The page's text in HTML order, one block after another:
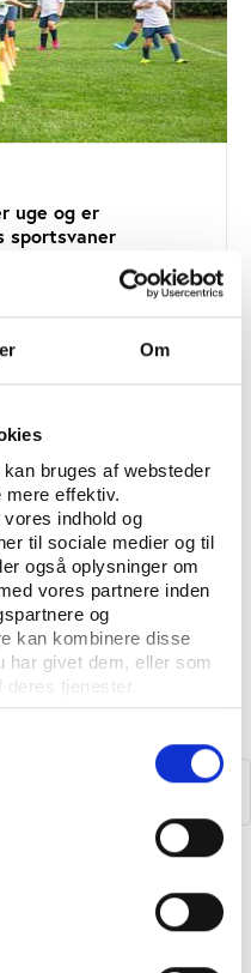
Om
bruges af websteder
effektiv.
indhold og
til sociale medier og til
også oplysninger om
vores partnere inden
og
kan kombinere disse
har givet dem, eller som
tjenester.
uge og er
sportsvaner
2020'
2020.
og sportsvaner